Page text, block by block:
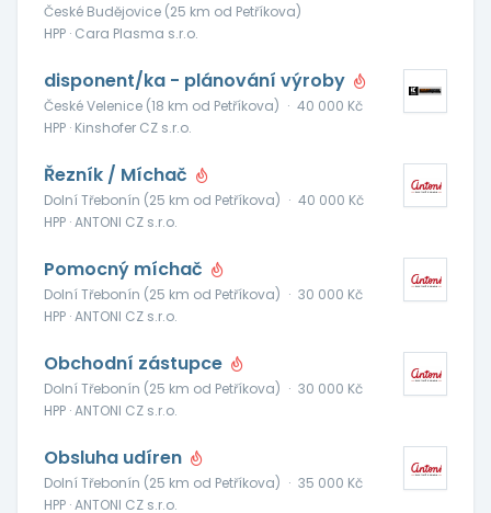
České Budějovice (25 km od Petříkova)
HPP · Cara Plasma s.r.o.
disponent/ka - plánování výroby
České Velenice (18 km od Petříkova) · 40 000 Kč
HPP · Kinshofer CZ s.r.o.
Řezník / Míchač
Dolní Třebonín (25 km od Petříkova) · 40 000 Kč
HPP · ANTONI CZ s.r.o.
Pomocný míchač
Dolní Třebonín (25 km od Petříkova) · 30 000 Kč
HPP · ANTONI CZ s.r.o.
Obchodní zástupce
Dolní Třebonín (25 km od Petříkova) · 30 000 Kč
HPP · ANTONI CZ s.r.o.
Obsluha udíren
Dolní Třebonín (25 km od Petříkova) · 35 000 Kč
HPP · ANTONI CZ s.r.o.